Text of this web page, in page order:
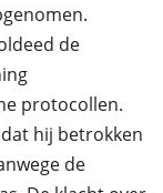
de
protocollen.
hij betrokken
de